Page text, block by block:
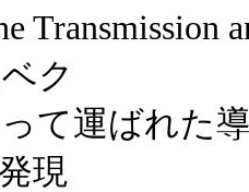
Transmission
ク
て運ばれた
現